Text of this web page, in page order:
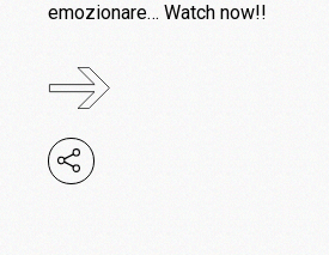
emozionare… Watch now!!